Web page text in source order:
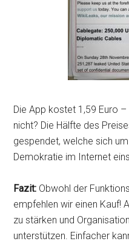
Die App kostet 1,59 Euro
nicht? Die Hälfte des
gespendet, welche sich
Demokratie im Internet
Fazit: Obwohl der
empfehlen wir einen Kauf!
zu stärken und
unterstützen. Einfacher